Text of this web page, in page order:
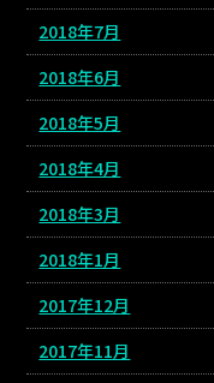
2018年7月
2018年6月
2018年5月
2018年4月
2018年3月
2018年1月
2017年12月
2017年11月